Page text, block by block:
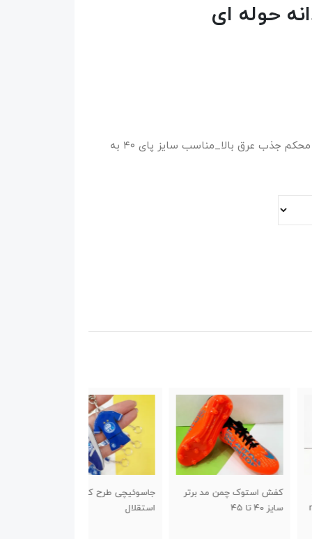
حوله ای
حوله ای ساق بلند_ کیفیت عالی_ کش سفت و محکم جذب عرق بالا_مناسب سایز پای ۴۰ به
چمن مد برتر
جاسوئیچی طرح کفش